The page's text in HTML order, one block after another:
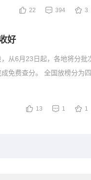
22 394 3
好
从6月23日起，各地将分批
免费查分。 全国放榜分为
13 1 1